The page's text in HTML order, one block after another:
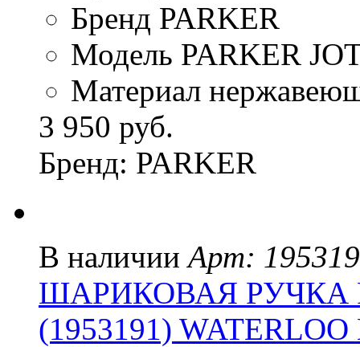
Бренд PARKER
Модель PARKER
Материал
3 950 руб.
Бренд: PARKER
В наличии Арт:
ШАРИКОВАЯ РУЧКА
(1953191)